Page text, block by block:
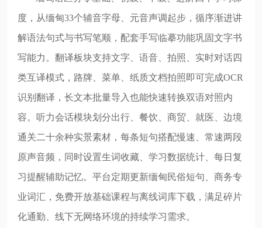
度，从缅甸33个辅音字母、元音声调起步，循序渐进讲
解语法句式与书写笔顺，配套手写临摹功能巩固文字书
写能力。翻译板块支持文字、语音、拍照、实时对话四
类互译模式，路牌、菜单、纸质文档拍照即可完成OCR
识别翻译，长文本批量导入也能快速转换双语对照内
容。听力会话模块划分出行、餐饮、商贸、就医、边境
通关二十余种实景素材，每条短句搭配慢速、常速两段
原声音频，同时设置生词收藏、学习数据统计、每日复
习提醒辅助记忆。平台定期更新缅甸民俗短句、商务专
业词汇，免费开放基础课程与离线词库下载，满足碎片
化通勤、线下无网络环境的持续学习需求。